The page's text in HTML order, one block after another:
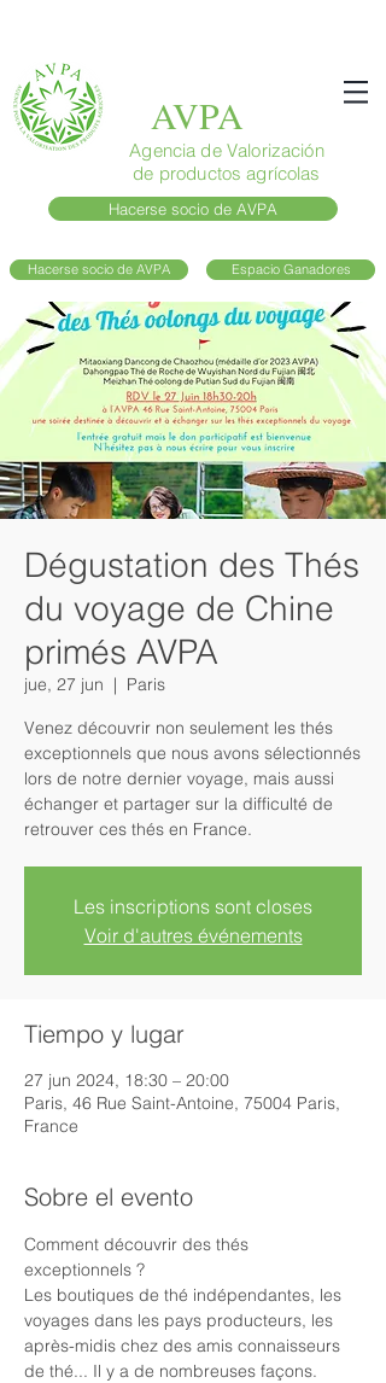
AVPA
Agencia de Valorización
de productos agrícolas
Hacerse socio de AVPA
Hacerse socio de AVPA Espacio Ganadores
Dégustation des Thés
du voyage de Chine
primés AVPA
jue, 27 jun
  |
Paris
Venez découvrir non seulement les thés
exceptionnels que nous avons sélectionnés
lors de notre dernier voyage, mais aussi
échanger et partager sur la difficulté de
retrouver ces thés en France.
Les inscriptions sont closes
Voir d'autres événements
Tiempo y lugar
27 jun 2024, 18:30 – 20:00
Paris, 46 Rue Saint-Antoine, 75004 Paris,
France
Sobre el evento
Comment découvrir des thés
exceptionnels ?
Les boutiques de thé indépendantes, les
voyages dans les pays producteurs, les
après-midis chez des amis connaisseurs
de thé... Il y a de nombreuses façons.